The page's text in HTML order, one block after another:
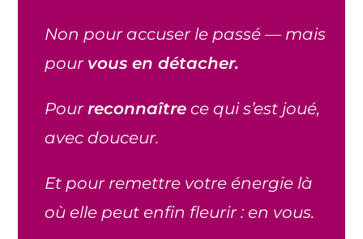
Non pour accuser le passé — mais
pour vous en détacher.
Pourreconnaître ce qui s’est joué,
avec douceur.
Et pour remettre votre énergie là
où elle peut enfin fleurir : en vous.